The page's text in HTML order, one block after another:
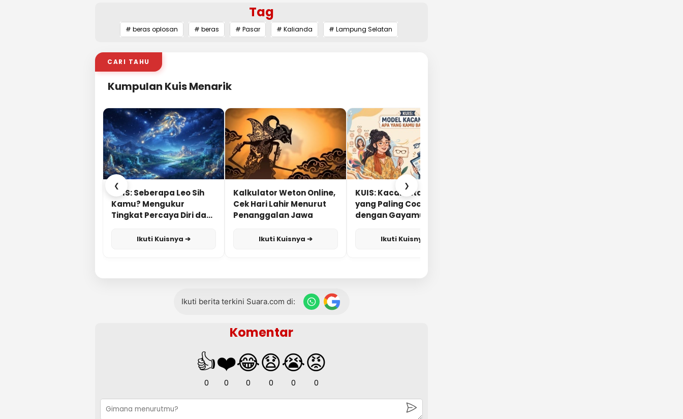
Tag
# beras oplosan # beras # Pasar # Kalianda # Lampung Selatan
CARI TAHU
Kumpulan Kuis Menarik
❮
KUIS: Seberapa Leo Sih
Kamu? Mengukur
Tingkat Percaya Diri dan
Ikuti Kuisnya ➔
Kalkulator Weton Online,
Cek Hari Lahir Menurut
Penanggalan Jawa
Ikuti Kuisnya ➔
KUIS: Kacamata Apa
yang Paling Cocok
dengan Gayamu?
Ikuti Kuisnya ➔
❯
Ikuti berita terkini Suara.com di:
Komentar
👍
0
❤️
0
😂
0
😧
0
😭
0
😡
0